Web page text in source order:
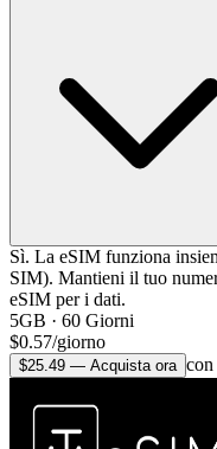
Sì. La eSIM funziona
SIM). Mantieni il tuo
eSIM per i dati.
5GB · 60 Giorni
$0.57/giorno
$25.49 — Acquista ora